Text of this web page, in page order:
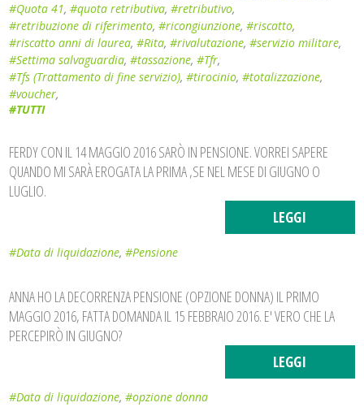
#Quota 41,#quota retributiva,#retributivo,
#retribuzione di riferimento,#ricongiunzione,#riscatto,
#riscatto anni di laurea,#Rita,#rivalutazione,#servizio militare,
#Settima salvaguardia,#tassazione,#Tfr,
#Tfs (Trattamento di fine servizio),#tirocinio,#totalizzazione,
#voucher,
#TUTTI
FERDY CON IL 14 MAGGIO 2016 SARÒ IN PENSIONE. VORREI SAPERE
QUANDO MI SARÀ EROGATA LA PRIMA ,SE NEL MESE DI GIUGNO O
LUGLIO.
LEGGI
#Data di liquidazione,#Pensione
ANNA HO LA DECORRENZA PENSIONE (OPZIONE DONNA) IL PRIMO
MAGGIO 2016, FATTA DOMANDA IL 15 FEBBRAIO 2016. E' VERO CHE LA
PERCEPIRÒ IN GIUGNO?
LEGGI
#Data di liquidazione,#opzione donna